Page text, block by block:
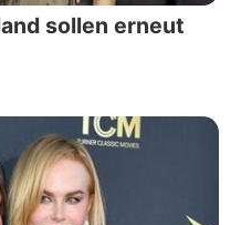
sollen erneut